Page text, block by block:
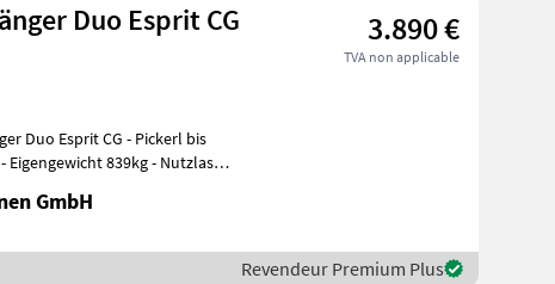
Duo Esprit CG
3.890 €
TVA non applicable
CG - Pickerl bis
Eigengewicht 839kg - Nutzlast
GmbH
Revendeur Premium Plus